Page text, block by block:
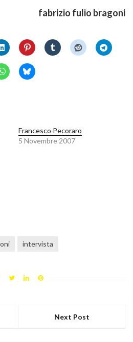
fabrizio fulio bragoni
Francesco Pecoraro
5 Novembre 2007
intervista
Next Post